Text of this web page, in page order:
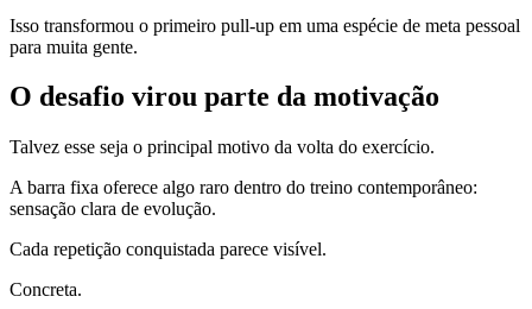
Isso transformou o primeiro pull-up em uma espécie de meta pessoal
para muita gente.
O desafio virou parte da motivação
Talvez esse seja o principal motivo da volta do exercício.
A barra fixa oferece algo raro dentro do treino contemporâneo:
sensação clara de evolução.
Cada repetição conquistada parece visível.
Concreta.